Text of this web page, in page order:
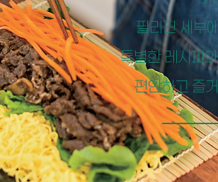
필리핀 세부
특별한레시피
편안하고 즐